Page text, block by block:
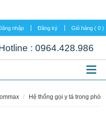
Đăng nhập Đăng ký
Hotline :
commax hệ thống gọi y tá trong